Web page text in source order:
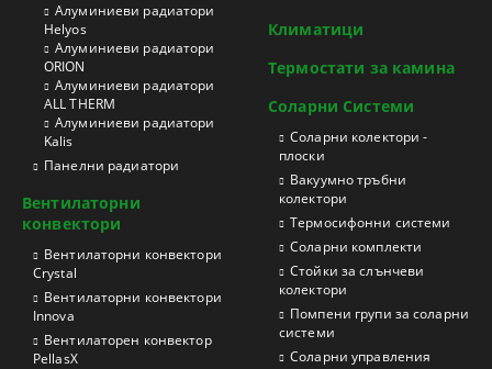
Aлуминиеви радиатори
Helyos
Aлуминиеви радиатори
ORION
Aлуминиеви радиатори
ALL THERM
Aлуминиеви радиатори
Kalis
Панелни радиатори
Вентилаторни
конвектори
Вентилаторни конвектори
Crystal
Вентилаторни конвектори
Innova
Вентилаторен конвектор
PellasX
Климатици
Термостати за камина
Соларни Системи
Соларни колектори -
плоски
Вакуумно тръбни
колектори
Термосифонни системи
Соларни комплекти
Стойки за слънчеви
колектори
Помпени групи за соларни
системи
Соларни управления